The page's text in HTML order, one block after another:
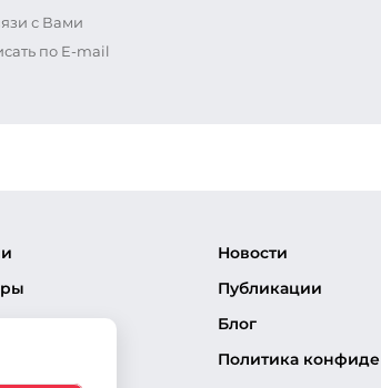
с Вами
по E-mail
Новости
Публикации
Блог
Политика